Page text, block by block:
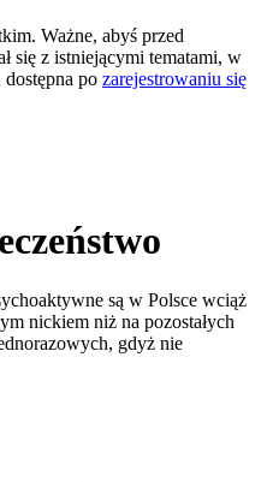
Ważne, abyś przed
się z istniejącymi tematami, w
dostępna po zarejestrowaniu się
są w Polsce wciąż
nickiem niż na pozostałych
gdyż nie